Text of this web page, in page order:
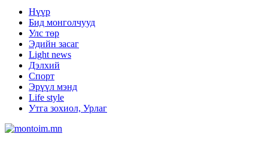
Нүүр
Бид монголчууд
Улс төр
Эдийн засаг
Light news
Дэлхий
Спорт
Эрүүл мэнд
Life style
Утга зохиол, Урлаг